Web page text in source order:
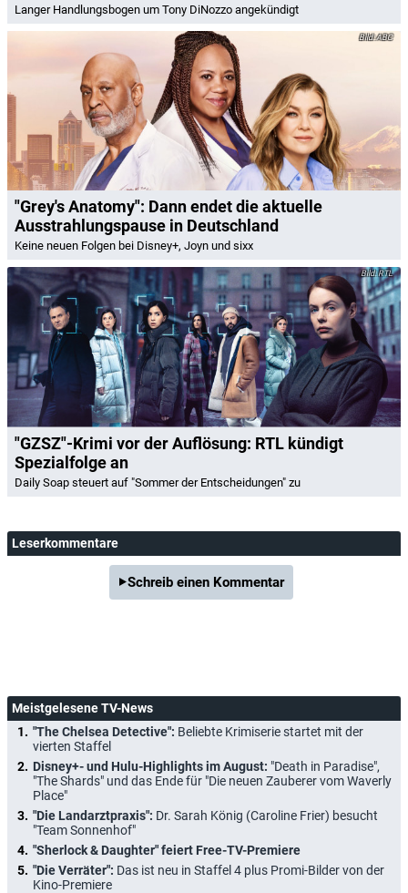
Langer Handlungsbogen um Tony DiNozzo angekündigt
ABC
"Grey's Anatomy": Dann endet die aktuelle
Ausstrahlungspause in Deutschland
Keine neuen Folgen bei Disney+, Joyn und sixx
RTL
"GZSZ"-Krimi vor der Auflösung: RTL kündigt
Spezialfolge an
Daily Soap steuert auf "Sommer der Entscheidungen" zu
Leserkommentare
Schreib einen Kommentar
Meistgelesene TV-News
"The Chelsea Detective": Beliebte Krimiserie startet mit der
vierten Staffel
Disney+- und Hulu-Highlights im August: "Death in Paradise",
"The Shards" und das Ende für "Die neuen Zauberer vom Waverly
Place"
"Die Landarztpraxis": Dr. Sarah König (Caroline Frier) besucht
"Team Sonnenhof"
"Sherlock & Daughter" feiert Free-TV-Premiere
"Die Verräter": Das ist neu in Staffel 4 plus Promi-Bilder von der
Kino-Premiere